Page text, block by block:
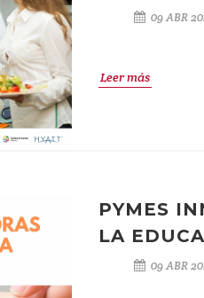
09 ABR
Leer más
PYMES
LA
09 ABR